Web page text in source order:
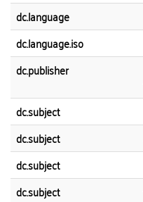
dc.language
dc.language.iso
dc.publisher
dc.subject
dc.subject
dc.subject
dc.subject